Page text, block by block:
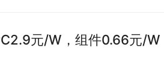
元/W，组件0.66元/W